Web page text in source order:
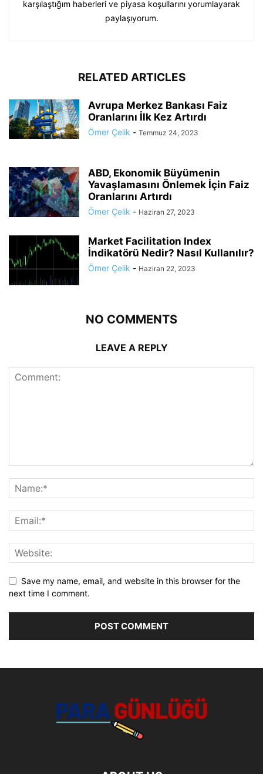
karşılaştığım haberleri ve piyasa koşullarını yorumlayarak
paylaşıyorum.
RELATED ARTICLES
Avrupa Merkez Bankası Faiz
Oranlarını İlk Kez Artırdı
Ömer Çelik - Temmuz 24, 2023
ABD, Ekonomik Büyümenin
Yavaşlamasını Önlemek İçin Faiz
Oranlarını Artırdı
Ömer Çelik - Haziran 27, 2023
Market Facilitation Index
İndikatörü Nedir? Nasıl Kullanılır?
Ömer Çelik - Haziran 22, 2023
NO COMMENTS
LEAVE A REPLY
Save my name, email, and website in this browser for the
next time I comment.